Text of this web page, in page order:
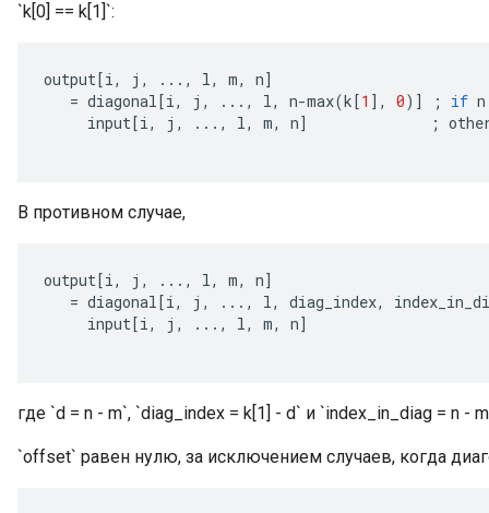
`k[0] == k[1]`:
output[i, j , ..., l, m, n]
= diagonal[i, j , ..., l, n-max(k[1 ] , 0) ] ; if n
input[i, j , ..., l, m, n] ;
В противном случае,
output[i, j , ..., l, m, n]
= diagonal[i, j , ..., l, diag_index,
input[i, j , ..., l, m, n]
где `d = n - m`, `diag_index = k[1] - d` и `index_in_diag = n -
`offset` равен нулю, за исключением случаев, когда